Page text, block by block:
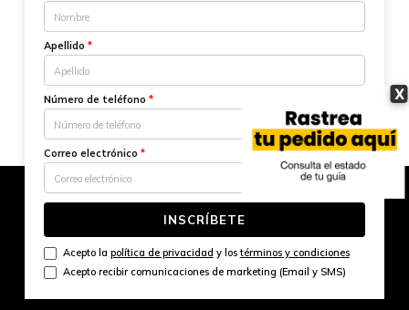
X
Apellido *
Número de teléfono *
Correo electrónico *
INSCRÍBETE
Acepto la política de privacidad y lostérminos y condiciones
Acepto recibir comunicaciones de marketing (Email y SMS)